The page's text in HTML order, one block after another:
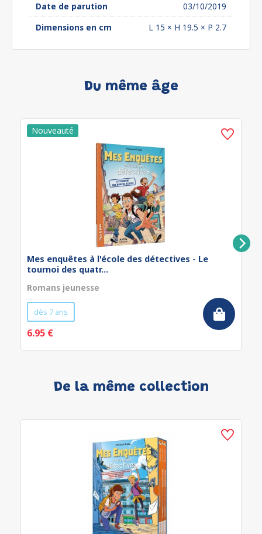
Date de parution
03/10/2019
Dimensions en cm
L 15 × H 19.5 × P 2.7
Du même âge
Mes enquêtes à l'école des détectives - Le
tournoi des quatr...
Romans jeunesse
dès 7 ans
6.95 €
De la même collection